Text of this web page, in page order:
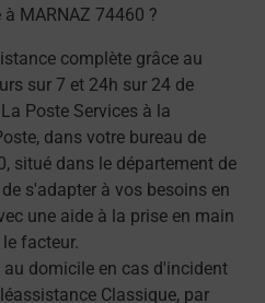
MARNAZ 74460 ?
complète grâce au
sur 7 et 24h sur 24 de
Poste Services à la
dans votre bureau de
situé dans le département de
s'adapter à vos besoins en
une aide à la prise en main
facteur.
domicile en cas d'incident
Classique, par